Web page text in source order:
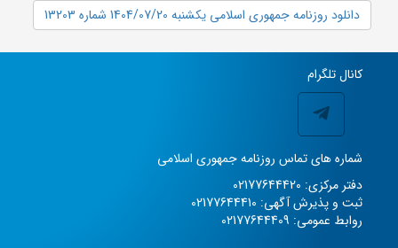
دانلود روزنامه جمهوری اسلامی یکشنبه 1404/07/20 شماره 13203
کانال تلگرام
شماره های تماس روزنامه جمهوری اسلامی
دفتر مرکزی: 02177644420
ثبت و پذیرش آگهی: 02177644410
روابط عمومی: 02177644409